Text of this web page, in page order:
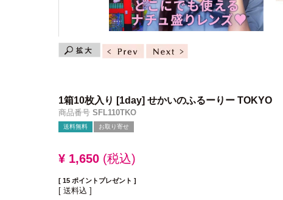
1箱10枚入り [1day] せかいのふるーりー TOKYO
商品番号 SFL110TKO
送料無料 お取り寄せ
¥ 1,650 税込
[ 15 ポイントプレゼント ]
送料込